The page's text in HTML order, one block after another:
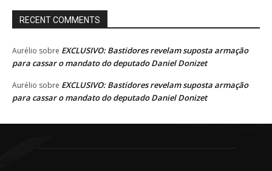
RECENT COMMENTS
Aurélio sobre EXCLUSIVO: Bastidores revelam suposta armação
para cassar o mandato do deputado Daniel Donizet
Aurélio sobre EXCLUSIVO: Bastidores revelam suposta armação
para cassar o mandato do deputado Daniel Donizet